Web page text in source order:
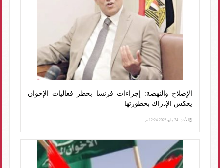
الإصلاح والنهضة: إجراءات فرنسا بحظر فعاليات الإخوان
يعكس الإدراك بخطورتها
الأحد، 24 مايو 2026 12:24 م